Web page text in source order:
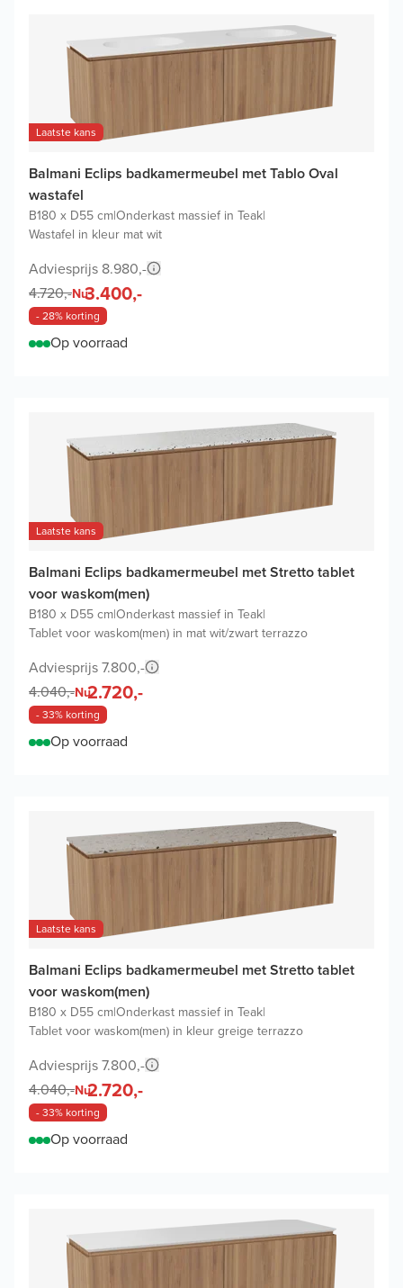
Laatste kans
Balmani Eclips badkamermeubel met Tablo Oval
wastafel
B180 x D55 cm|Onderkast massief in Teak|
Wastafel in kleur mat wit
Adviesprijs 8.980,-
4.720,-Nu3.400,-
- 28% korting
Op voorraad
Laatste kans
Balmani Eclips badkamermeubel met Stretto tablet
voor waskom(men)
B180 x D55 cm|Onderkast massief in Teak|
Tablet voor waskom(men) in mat wit/zwart terrazzo
Adviesprijs 7.800,-
4.040,-Nu2.720,-
- 33% korting
Op voorraad
Laatste kans
Balmani Eclips badkamermeubel met Stretto tablet
voor waskom(men)
B180 x D55 cm|Onderkast massief in Teak|
Tablet voor waskom(men) in kleur greige terrazzo
Adviesprijs 7.800,-
4.040,-Nu2.720,-
- 33% korting
Op voorraad